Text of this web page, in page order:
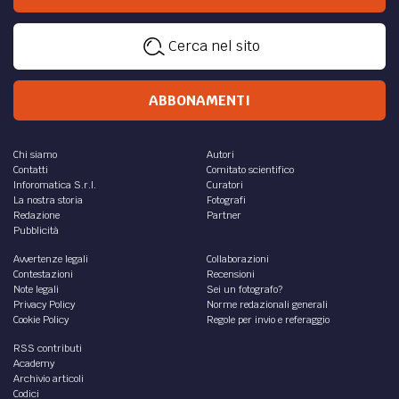
Cerca nel sito
ABBONAMENTI
Chi siamo
Contatti
Inforomatica S.r.l.
La nostra storia
Redazione
Pubblicità
Autori
Comitato scientifico
Curatori
Fotografi
Partner
Avvertenze legali
Contestazioni
Note legali
Privacy Policy
Cookie Policy
Collaborazioni
Recensioni
Sei un fotografo?
Norme redazionali generali
Regole per invio e referaggio
RSS contributi
Academy
Archivio articoli
Codici